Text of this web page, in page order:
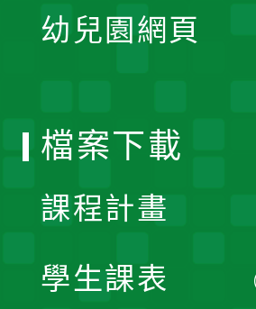
幼兒園網頁
檔案下載
課程計畫
學生課表